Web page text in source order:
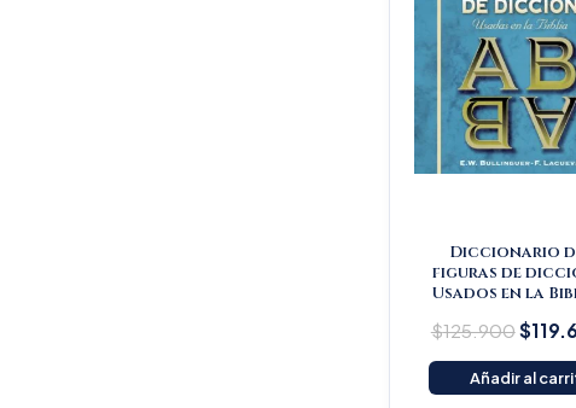
Diccionario
figuras de
Usados en la
$125.900$
Añadir al